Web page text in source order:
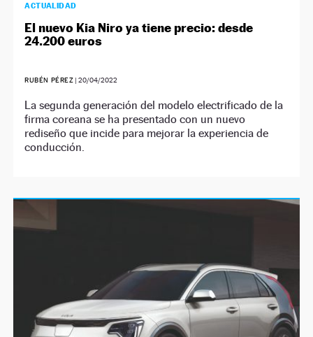
ACTUALIDAD
El nuevo Kia Niro ya tiene precio: desde
24.200 euros
RUBÉN PÉREZ |20/04/2022
La segunda generación del modelo electrificado de la
firma coreana se ha presentado con un nuevo
rediseño que incide para mejorar la experiencia de
conducción.